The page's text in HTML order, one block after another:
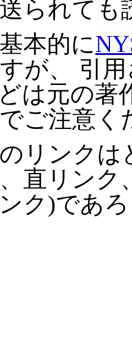
られても
本的に
が、 引
は元の著
ご注意く
リンクは
直リンク
ク)であ